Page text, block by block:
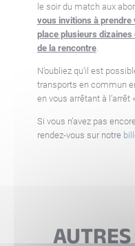
le soir du match aux
vous invitions à
place plusieurs dizaines
de la rencontre.
N’oubliez qu’il est
transports en commun
en vous arrêtant à l’arrêt
Si vous n’avez pas
rendez-vous sur notre